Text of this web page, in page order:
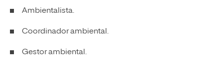
Ambientalista.
Coordinador ambiental.
Gestor ambiental.